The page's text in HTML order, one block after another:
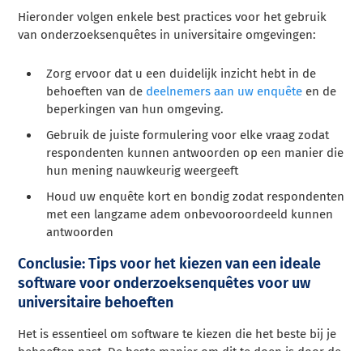
Hieronder volgen enkele best practices voor het gebruik
van onderzoeksenquêtes in universitaire omgevingen:
Zorg ervoor dat u een duidelijk inzicht hebt in de
behoeften van de deelnemers aan uw enquête en de
beperkingen van hun omgeving.
Gebruik de juiste formulering voor elke vraag zodat
respondenten kunnen antwoorden op een manier die
hun mening nauwkeurig weergeeft
Houd uw enquête kort en bondig zodat respondenten
met een langzame adem onbevooroordeeld kunnen
antwoorden
Conclusie: Tips voor het kiezen van een ideale
software voor onderzoeksenquêtes voor uw
universitaire behoeften
Het is essentieel om software te kiezen die het beste bij je